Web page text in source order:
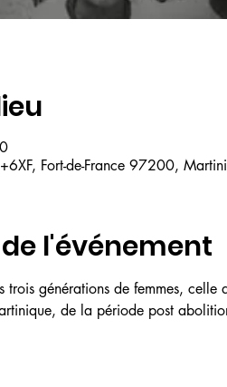
Fort-de-France 97200,
l'événement
trois générations de femmes,
de la période post